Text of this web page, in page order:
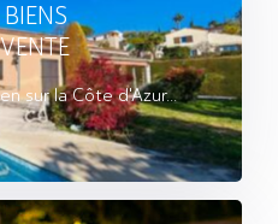
sur la Côte d'Azur...